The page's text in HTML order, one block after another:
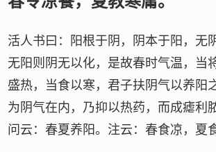
活人书曰：阳根于阴，阴本于阳，无
无阳则阴无以化，是故春时气温，当
盛热，当食以寒，君子扶阴气以养阳
为阴气在内，乃抑以热药，而成瘧利
问云：春夏养阳。注云：春食凉，夏